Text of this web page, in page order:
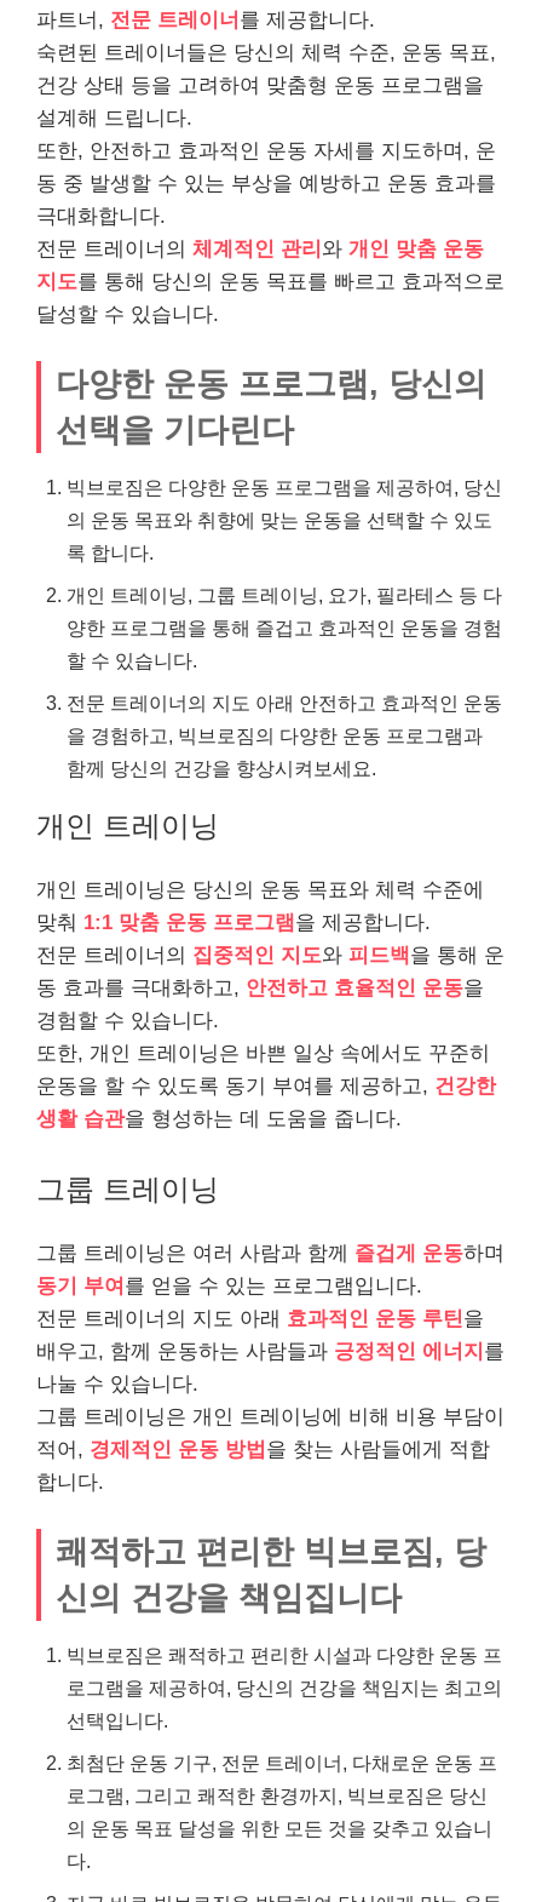
파트너, 전문 트레이너 를 제공합니다.
숙련된 트레이너들은 당신의 체력 수준, 운동 목표,
건강 상태 등을 고려하여 맞춤형 운동 프로그램을
설계해 드립니다.
또한, 안전하고 효과적인 운동 자세를 지도하며, 운
동 중 발생할 수 있는 부상을 예방하고 운동 효과를
극대화합니다.
전문 트레이너의 체계적인 관리 와 개인 맞춤 운동
지도를 통해 당신의 운동 목표를 빠르고 효과적으로
달성할 수 있습니다.
다양한 운동 프로그램, 당신의
선택을 기다린다
빅브로짐은 다양한 운동 프로그램을 제공하여, 당신
의 운동 목표와 취향에 맞는 운동을 선택할 수 있도
록 합니다.
개인 트레이닝, 그룹 트레이닝, 요가, 필라테스 등 다
양한 프로그램을 통해 즐겁고 효과적인 운동을 경험
할 수 있습니다.
전문 트레이너의 지도 아래 안전하고 효과적인 운동
을 경험하고, 빅브로짐의 다양한 운동 프로그램과
함께 당신의 건강을 향상시켜보세요.
개인 트레이닝
개인 트레이닝은 당신의 운동 목표와 체력 수준에
맞춰 1:1 맞춤 운동 프로그램 을 제공합니다.
전문 트레이너의 집중적인 지도와 피드백을 통해 운
동 효과를 극대화하고, 안전하고 효율적인 운동을
경험할 수 있습니다.
또한, 개인 트레이닝은 바쁜 일상 속에서도 꾸준히
운동을 할 수 있도록 동기 부여를 제공하고, 건강한
생활 습관을 형성하는 데 도움을 줍니다.
그룹 트레이닝
그룹 트레이닝은 여러 사람과 함께 즐겁게 운동하며
동기 부여 를 얻을 수 있는 프로그램입니다.
전문 트레이너의 지도 아래 효과적인 운동 루틴을
배우고, 함께 운동하는 사람들과 긍정적인 에너지 를
나눌 수 있습니다.
그룹 트레이닝은 개인 트레이닝에 비해 비용 부담이
적어, 경제적인 운동 방법 을 찾는 사람들에게 적합
합니다.
쾌적하고 편리한 빅브로짐, 당
신의 건강을 책임집니다
빅브로짐은 쾌적하고 편리한 시설과 다양한 운동 프
로그램을 제공하여, 당신의 건강을 책임지는 최고의
선택입니다.
최첨단 운동 기구, 전문 트레이너, 다채로운 운동 프
로그램, 그리고 쾌적한 환경까지, 빅브로짐은 당신
의 운동 목표 달성을 위한 모든 것을 갖추고 있습니
다.